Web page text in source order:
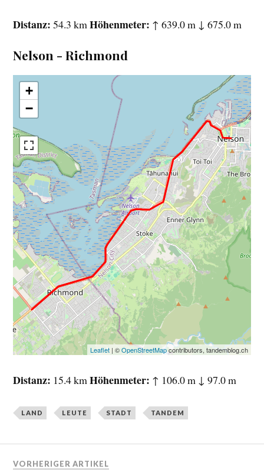
Distanz 54.3 km Höhenmeter ↑ 639.0 m ↓ 675.0 m
Nelson - Richmond
+
−
Leaflet| ©OpenStreetMapcontributors, tandemblog.ch
Distanz 15.4 km Höhenmeter ↑ 106.0 m ↓ 97.0 m
LAND LEUTE STADT TANDEM
VORHERIGER ARTIKEL